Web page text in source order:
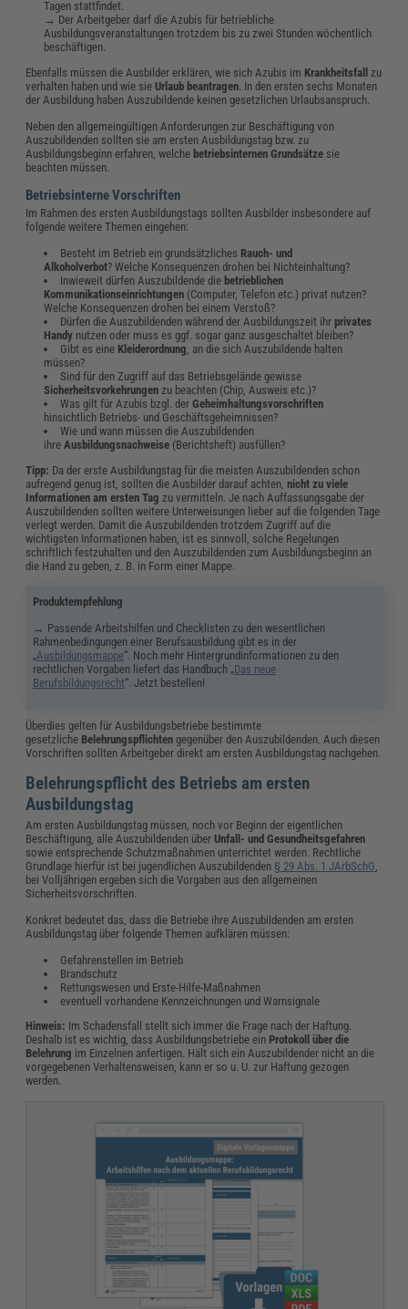
Tagen stattfindet.
→ Der Arbeitgeber darf die Azubis für betriebliche
Ausbildungsveranstaltungen trotzdem bis zu zwei Stunden wöchentlich
beschäftigen.
Ebenfalls müssen die Ausbilder erklären, wie sich Azubis im Krankheitsfall zu
verhalten haben und wie sie Urlaub beantragen. In den ersten sechs Monaten
der Ausbildung haben Auszubildende keinen gesetzlichen Urlaubsanspruch.
Neben den allgemeingültigen Anforderungen zur Beschäftigung von
Auszubildenden sollten sie am ersten Ausbildungstag bzw. zu
Ausbildungsbeginn erfahren, welche betriebsinternen Grundsätze sie
beachten müssen.
Betriebsinterne Vorschriften
Im Rahmen des ersten Ausbildungstags sollten Ausbilder insbesondere auf
folgende weitere Themen eingehen:
Besteht im Betrieb ein grundsätzliches Rauch- und
Alkoholverbot? Welche Konsequenzen drohen bei Nichteinhaltung?
Inwieweit dürfen Auszubildende die betrieblichen
Kommunikationseinrichtungen (Computer, Telefon etc.) privat nutzen?
Welche Konsequenzen drohen bei einem Verstoß?
Dürfen die Auszubildenden während der Ausbildungszeit ihr privates
Handy nutzen oder muss es ggf. sogar ganz ausgeschaltet bleiben?
Gibt es eine Kleiderordnung, an die sich Auszubildende halten
müssen?
Sind für den Zugriff auf das Betriebsgelände gewisse
Sicherheitsvorkehrungen zu beachten (Chip, Ausweis etc.)?
Was gilt für Azubis bzgl. der Geheimhaltungsvorschriften
hinsichtlich Betriebs- und Geschäftsgeheimnissen?
Wie und wann müssen die Auszubildenden
ihreAusbildungsnachweise (Berichtsheft) ausfüllen?
Tipp: Da der erste Ausbildungstag für die meisten Auszubildenden schon
aufregend genug ist, sollten die Ausbilder darauf achten,nicht zu viele
Informationen am ersten Tag zu vermitteln. Je nach Auffassungsgabe der
Auszubildenden sollten weitere Unterweisungen lieber auf die folgenden Tage
verlegt werden. Damit die Auszubildenden trotzdem Zugriff auf die
wichtigsten Informationen haben, ist es sinnvoll, solche Regelungen
schriftlich festzuhalten und den Auszubildenden zum Ausbildungsbeginn an
die Hand zu geben, z. B. in Form einer Mappe.
Produktempfehlung
→ Passende Arbeitshilfen und Checklisten zu den wesentlichen
Rahmenbedingungen einer Berufsausbildung gibt es in der
„Ausbildungsmappe“. Noch mehr Hintergrundinformationen zu den
rechtlichen Vorgaben liefert das Handbuch „Das neue
Berufsbildungsrecht“. Jetzt bestellen!
Überdies gelten für Ausbildungsbetriebe bestimmte
gesetzliche Belehrungspflichten gegenüber den Auszubildenden. Auch diesen
Vorschriften sollten Arbeitgeber direkt am ersten Ausbildungstag nachgehen.
Belehrungspflicht des Betriebs am ersten
Ausbildungstag
Am ersten Ausbildungstag müssen, noch vor Beginn der eigentlichen
Beschäftigung, alle Auszubildenden über Unfall- und Gesundheitsgefahren
sowie entsprechende Schutzmaßnahmen unterrichtet werden. Rechtliche
Grundlage hierfür ist bei jugendlichen Auszubildenden § 29 Abs. 1 JArbSchG
bei Volljährigen ergeben sich die Vorgaben aus den allgemeinen
Sicherheitsvorschriften.
Konkret bedeutet das, dass die Betriebe ihre Auszubildenden am ersten
Ausbildungstag über folgende Themen aufklären müssen:
Gefahrenstellen im Betrieb
Brandschutz
Rettungswesen und Erste-Hilfe-Maßnahmen
eventuell vorhandene Kennzeichnungen und Warnsignale
Hinweis: Im Schadensfall stellt sich immer die Frage nach der Haftung.
Deshalb ist es wichtig, dass Ausbildungsbetriebe ein Protokoll über die
Belehrung im Einzelnen anfertigen. Hält sich ein Auszubildender nicht an die
vorgegebenen Verhaltensweisen, kann er so u. U. zur Haftung gezogen
werden.